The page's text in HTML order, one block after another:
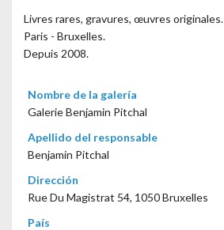
Livres rares, gravures, œuvres originales.
Paris - Bruxelles.
Depuis 2008.
Nombre de la galería
Galerie Benjamin Pitchal
Apellido del responsable
Benjamin Pitchal
Dirección
Rue Du Magistrat 54, 1050 Bruxelles
País